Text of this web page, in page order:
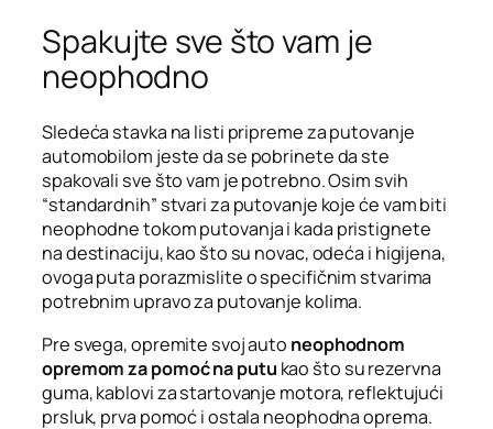
Spakujte sve što vam je
neophodno
Sledeća stavka na listi pripreme za putovanje
automobilom jeste da se pobrinete da ste
spakovali sve što vam je potrebno. Osim svih
“standardnih” stvari za putovanje koje će vam biti
neophodne tokom putovanja i kada pristignete
na destinaciju, kao što su novac, odeća i higijena,
ovoga puta porazmislite o specifičnim stvarima
potrebnim upravo za putovanje kolima.
Pre svega, opremite svoj auto neophodnom
opremom za pomoć na putu kao što su rezervna
guma, kablovi za startovanje motora, reflektujući
prsluk, prva pomoć i ostala neophodna oprema.